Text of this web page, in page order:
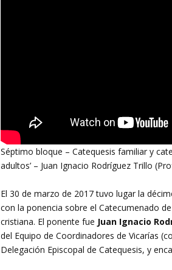
Séptimo bloque – Catequesis familiar y
adultos’ – Juan Ignacio Rodríguez Trillo
El 30 de marzo de 2017 tuvo lugar la
con la ponencia sobre el Catecumenado
cristiana. El ponente fue Juan Ignacio
del Equipo de Coordinadores de Vicarías
Delegación Episcopal de Catequesis, y